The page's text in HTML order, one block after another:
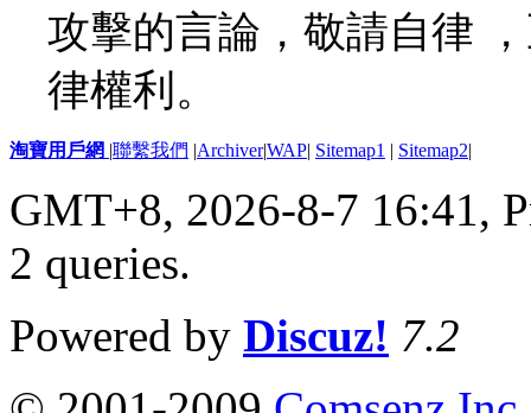
攻擊的言論，敬請自律
律權利。
淘寶用戶網 |聯繫我們 |Archiver|WAP| Sitemap1 | Sitemap2|
GMT+8, 2026-8-7 16:41,
2 queries.
Powered by Discuz! 7.2